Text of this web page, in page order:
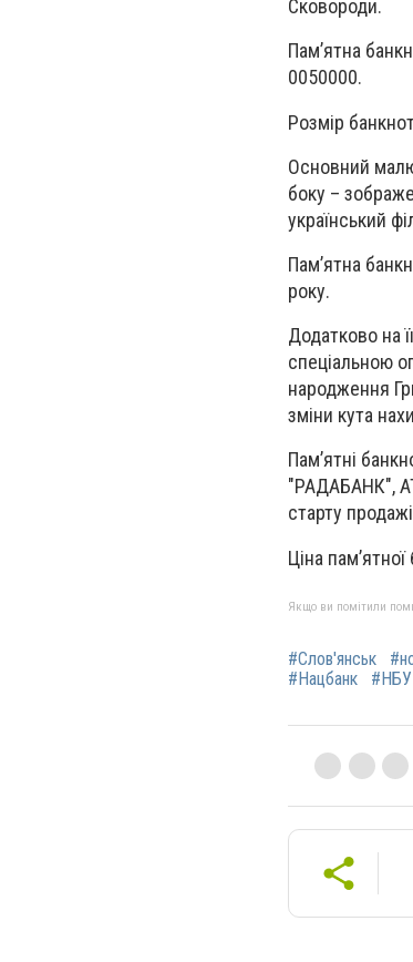
Сковороди.
Пам’ятна
0050000.
Розмір
Основний
боку –
український
Пам’ятна
року.
Додатково на
спеціальною
народження
зміни кута
Пам’ятні
"РАДАБАНК",
старту
Ціна
Якщо ви помітили
#Слов'янськ
#Нацбанк
#НБУ